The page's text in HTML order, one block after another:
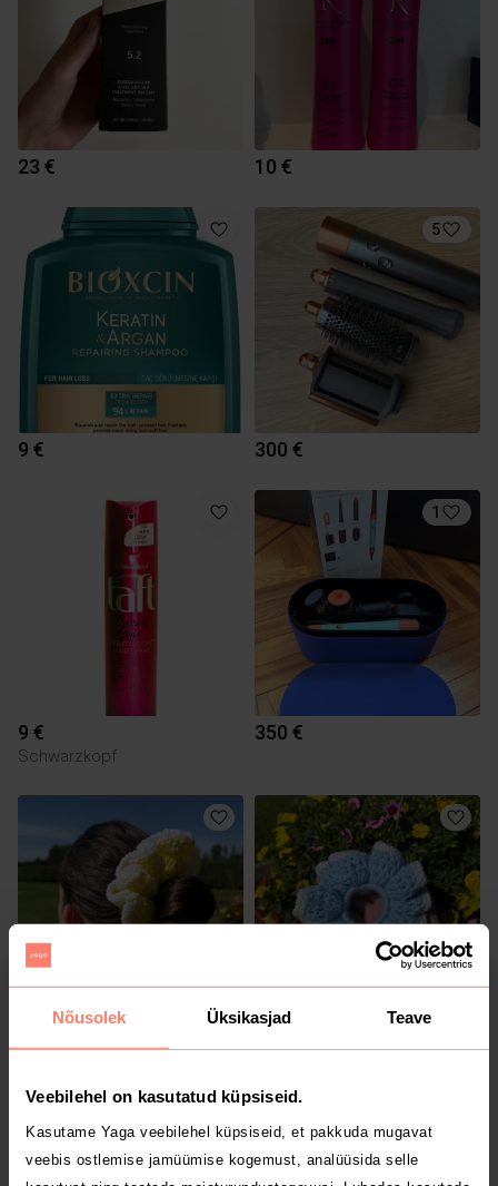
Nõusolek Üksikasjad Teave
Veebilehel on kasutatud küpsiseid.
Kasutame Yaga veebilehel küpsiseid, et pakkuda mugavat
veebis ostlemise jamüümise kogemust, analüüsida selle
23 € 10 €
9 €
5
300 €
9 €
Schwarzkopf
1
350 €